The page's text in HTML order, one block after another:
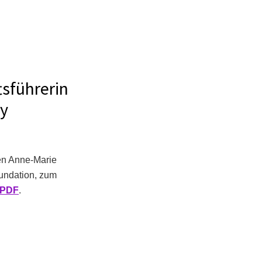
Anne-Marie
zum
.